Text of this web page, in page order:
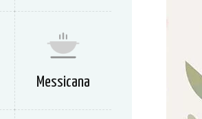
Messicana